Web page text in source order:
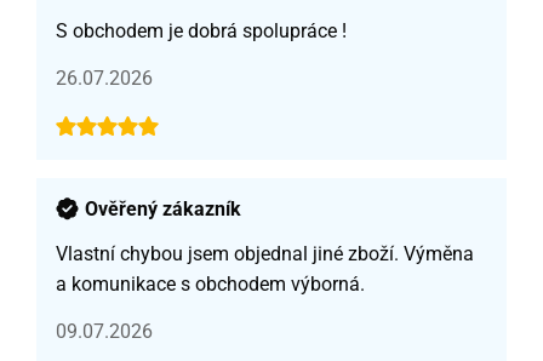
S obchodem je dobrá spolupráce !
26.07.2026
Ověřený zákazník
Vlastní chybou jsem objednal jiné zboží. Výměna
a komunikace s obchodem výborná.
09.07.2026